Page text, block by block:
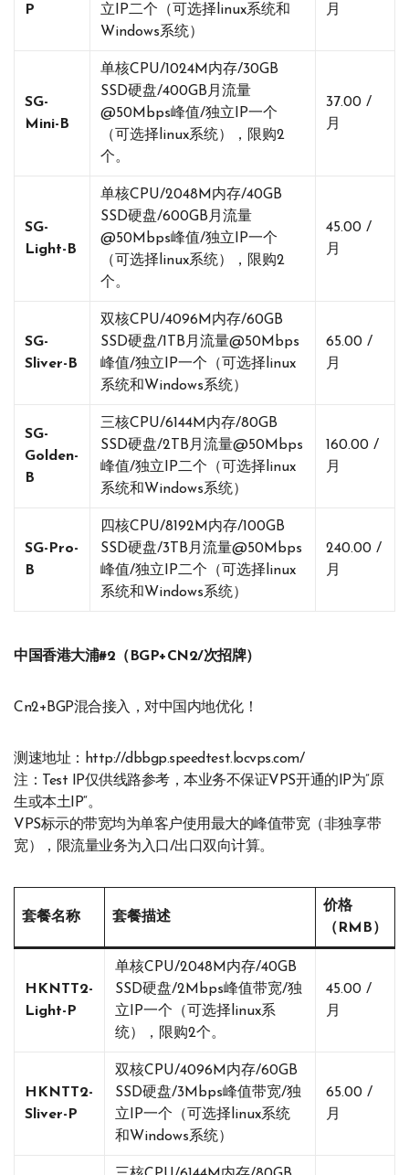
P
立IP二个（可选择linux系统和
Windows系统）
月
SG-
Mini-B
单核CPU/1024M内存/30GB
SSD硬盘/400GB月流量
@50Mbps峰值/独立IP一个
（可选择linux系统），限购2
个。
37.00 /
月
SG-
Light-B
单核CPU/2048M内存/40GB
SSD硬盘/600GB月流量
@50Mbps峰值/独立IP一个
（可选择linux系统），限购2
个。
45.00 /
月
SG-
Sliver-B
双核CPU/4096M内存/60GB
SSD硬盘/1TB月流量@50Mbps
峰值/独立IP一个（可选择linux
系统和Windows系统）
65.00 /
月
SG-
Golden-
B
三核CPU/6144M内存/80GB
SSD硬盘/2TB月流量@50Mbps
峰值/独立IP二个（可选择linux
系统和Windows系统）
160.00 /
月
SG-Pro-
B
四核CPU/8192M内存/100GB
SSD硬盘/3TB月流量@50Mbps
峰值/独立IP二个（可选择linux
系统和Windows系统）
240.00 /
月
中国香港大浦#2（BGP+CN2/次招牌）
Cn2+BGP混合接入，对中国内地优化！
测速地址：http://dbbgp.speedtest.locvps.com/
注：Test IP仅供线路参考，本业务不保证VPS开通的IP为”原
生或本土IP“。
VPS标示的带宽均为单客户使用最大的峰值带宽（非独享带
宽），限流量业务为入口/出口双向计算。
套餐名称 套餐描述
价格
（RMB）
HKNTT2-
Light-P
单核CPU/2048M内存/40GB
SSD硬盘/2Mbps峰值带宽/独
立IP一个（可选择linux系
统），限购2个。
45.00 /
月
HKNTT2-
Sliver-P
双核CPU/4096M内存/60GB
SSD硬盘/3Mbps峰值带宽/独
立IP一个（可选择linux系统
和Windows系统）
65.00 /
月